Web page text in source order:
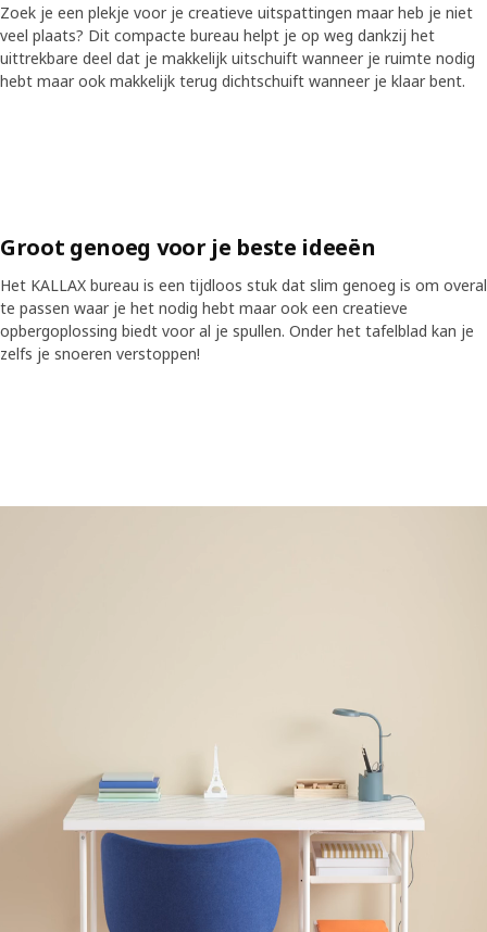
Zoek je een plekje voor je creatieve uitspattingen maar heb je niet
veel plaats? Dit compacte bureau helpt je op weg dankzij het
uittrekbare deel dat je makkelijk uitschuift wanneer je ruimte nodig
hebt maar ook makkelijk terug dichtschuift wanneer je klaar bent.
Video pauzeren
transcript
Groot genoeg voor je beste ideeën
Het KALLAX bureau is een tijdloos stuk dat slim genoeg is om overal
te passen waar je het nodig hebt maar ook een creatieve
opbergoplossing biedt voor al je spullen. Onder het tafelblad kan je
zelfs je snoeren verstoppen!